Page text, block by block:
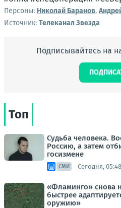
Персоны: Николай Баранов,
Источник: Телеканал Звезда
Подписывайтесь на
Топ
Судьба человека.
Россию, а затем
госизмене
СМИ Сегодня, 05:48
«Фламинго» снова
быстрее
оружию»